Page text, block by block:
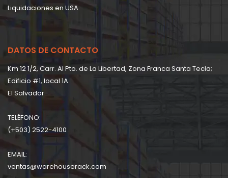
Liquidaciones en USA
DATOS DE CONTACTO
Km 12 1/2, Carr. Al Pto. de La Libertad, Zona Franca Santa Tecla;
Edificio #1, local 1A
EI Salvador
TELÉFONO:
(+503) 2522-4100
EMAIL:
ventas@warehouserack.com